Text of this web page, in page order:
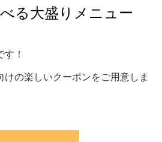
る大盛りメニュー
！
の楽しいクーポンをご用意しま